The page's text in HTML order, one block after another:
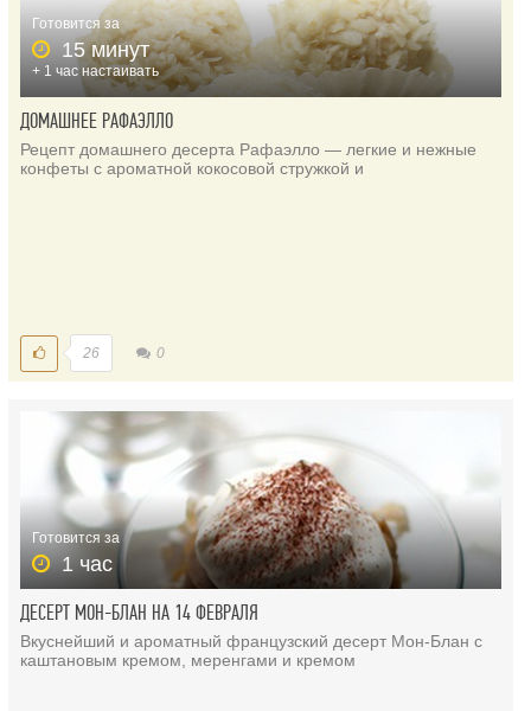
Готовится за
15 минут
+ 1 час настаивать
ДОМАШНЕЕ РАФАЭЛЛО
Рецепт домашнего десерта Рафаэлло — легкие и нежные
конфеты с ароматной кокосовой стружкой и
26 0
Готовится за
1 час
ДЕСЕРТ МОН-БЛАН НА 14 ФЕВРАЛЯ
Вкуснейший и ароматный французский десерт Мон-Блан с
каштановым кремом, меренгами и кремом